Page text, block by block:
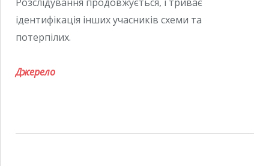
ідентифікація інших учасників схеми та
потерпілих.
Джерело